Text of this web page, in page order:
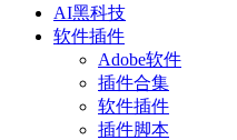
AI黑科技
软件插件
Adobe软件
插件合集
软件插件
插件脚本